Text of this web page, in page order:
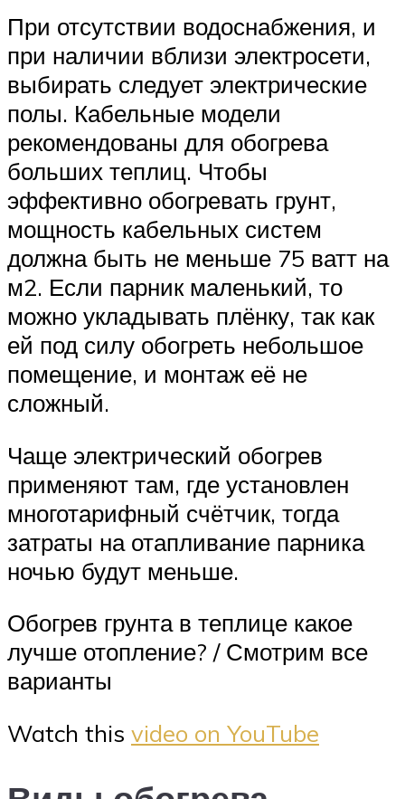
При отсутствии водоснабжения, и
при наличии вблизи электросети,
выбирать следует электрические
полы. Кабельные модели
рекомендованы для обогрева
больших теплиц. Чтобы
эффективно обогревать грунт,
мощность кабельных систем
должна быть не меньше 75 ватт на
м2. Если парник маленький, то
можно укладывать плёнку, так как
ей под силу обогреть небольшое
помещение, и монтаж её не
сложный.
Чаще электрический обогрев
применяют там, где установлен
многотарифный счётчик, тогда
затраты на отапливание парника
ночью будут меньше.
Обогрев грунта в теплице какое
лучше отопление? / Смотрим все
варианты
Watch this video on YouTube